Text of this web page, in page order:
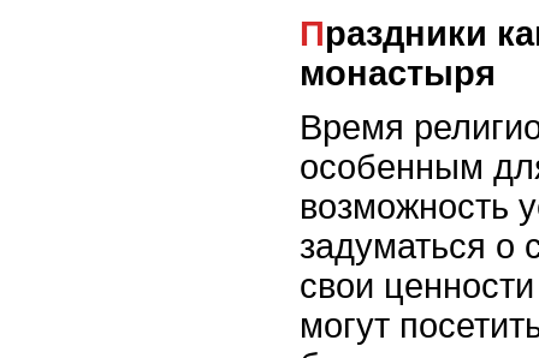
Праздники как время для внутреннего
монастыря
Время
особенным
возможность
задуматься о
свои
могут